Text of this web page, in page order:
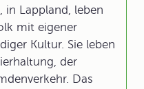
in Lappland, leben
mit eigener
Kultur. Sie leben
der
Das